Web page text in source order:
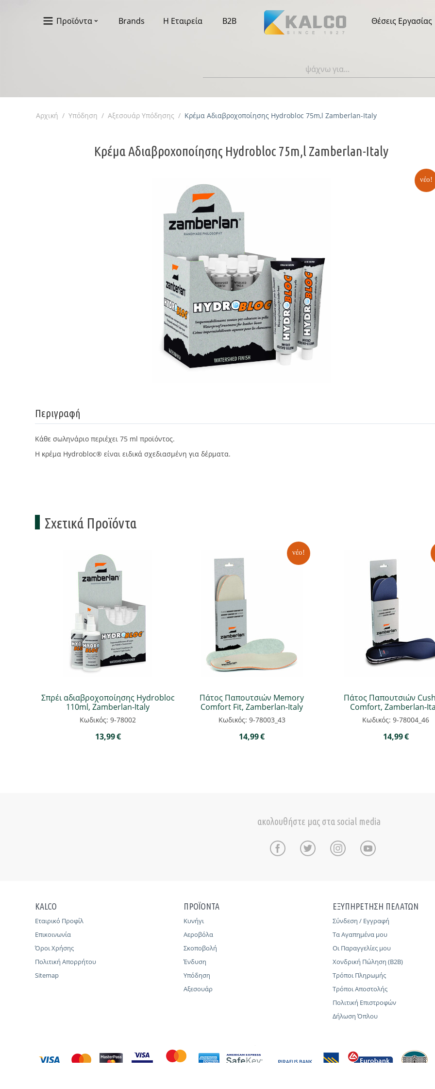
Προϊόντα Brands Η Εταιρεία B2B Θέσεις Εργασίας
Αρχική / Υπόδηση / Αξεσουάρ Υπόδησης / Κρέμα Αδιαβροχοποίησης Hydrobloc 75m,l Zamberlan-Italy
Κρέμα Αδιαβροχοποίησης Hydrobloc 75m,l Zamberlan-Italy
νέο!
Περιγραφή
Κάθε σωληνάριο περιέχει 75 ml προϊόντος.
Η κρέμα Hydrobloc® είναι ειδικά σχεδιασμένη για δέρματα.
Σχετικά Προϊόντα
Σπρέι αδιαβροχοποίησης Hydrobloc
110ml, Zamberlan-Italy
Κωδικός: 9-78002
13,99€
νέο!
Πάτος Παπουτσιών Memory
Comfort Fit, Zamberlan-Italy
Κωδικός: 9-78003_43
14,99€
Πάτος Παπουτσιών
Comfort, Zamberlan-
Κωδικός: 9-78004_46
14,99€
ακολουθήστε μας στα social media
KALCO
Εταιρικό Προφίλ
Επικοινωνία
Όροι Χρήσης
Πολιτική Απορρήτου
Sitemap
ΠΡΟΪΟΝΤΑ
Κυνήγι
Αεροβόλα
Σκοποβολή
Ένδυση
Υπόδηση
Αξεσουάρ
ΕΞΥΠΗΡΕΤΗΣΗ ΠΕΛΑΤΩΝ
Σύνδεση / Εγγραφή
Τα Αγαπημένα μου
Οι Παραγγελίες μου
Χονδρική Πώληση (B2B)
Τρόποι Πληρωμής
Τρόποι Αποστολής
Πολιτική Επιστροφών
Δήλωση Όπλου